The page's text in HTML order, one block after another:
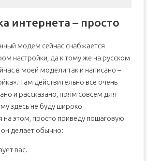
интернета – просто
модем сейчас снабжается
настройки, да к тому же на русском
в моей модели так и написано –
Там действительно все очень
и рассказано, прям совсем для
здесь не буду широко
на этом, просто приведу пошаговую
он делает обычно:
вас.